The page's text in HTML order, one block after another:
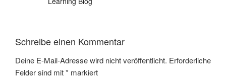
Schreibe einen Kommentar
Deine E-Mail-Adresse wird nicht veröffentlicht. Erforderliche
Felder sind mit* markiert